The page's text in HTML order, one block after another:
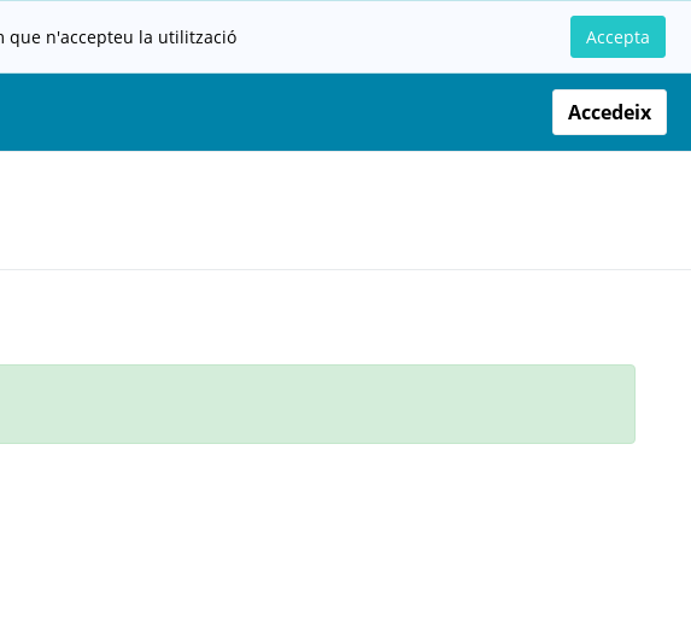
que n'accepteu la utilització Accepta
Accedeix